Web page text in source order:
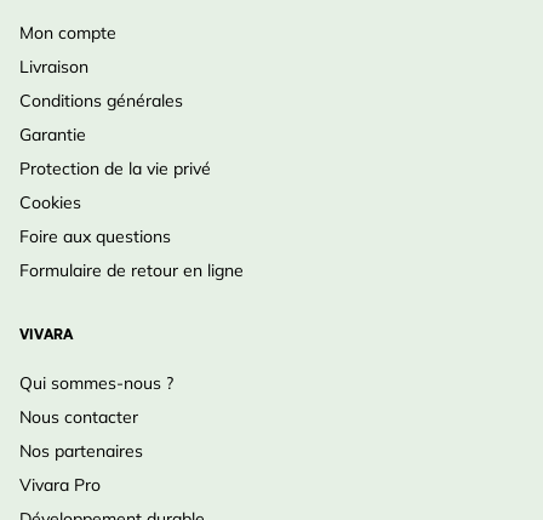
Mon compte
Livraison
Conditions générales
Garantie
Protection de la vie privé
Cookies
Foire aux questions
Formulaire de retour en ligne
VIVARA
Qui sommes-nous ?
Nous contacter
Nos partenaires
Vivara Pro